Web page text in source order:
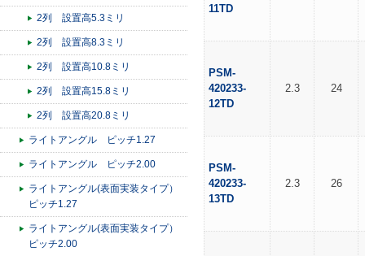
2列 設置高5.3ミリ
2列 設置高8.3ミリ
2列 設置高10.8ミリ
2列 設置高15.8ミリ
2列 設置高20.8ミリ
ライトアングル ピッチ1.27
ライトアングル ピッチ2.00
ライトアングル(表面実装タイプ）
ピッチ1.27
ライトアングル(表面実装タイプ）
ピッチ2.00
11TD
PSM-
420233-
12TD
2.3 24
PSM-
420233-
13TD
2.3 26